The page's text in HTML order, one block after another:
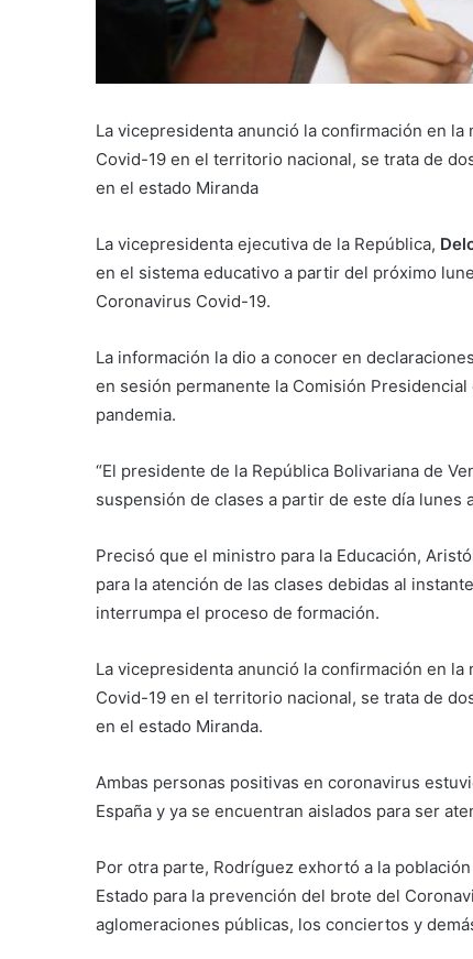
La vicepresidenta anunció la confirmación en
Covid-19 en el territorio nacional, se trata de
en el estado Miranda
La vicepresidenta ejecutiva de la República,
en el sistema educativo a partir del próximo
Coronavirus Covid-19.
La información la dio a conocer en
en sesión permanente la Comisión
pandemia.
“El presidente de la República Bolivariana de
suspensión de clases a partir de este día lunes
Precisó que el ministro para la Educación,
para la atención de las clases debidas al
interrumpa el proceso de formación.
La vicepresidenta anunció la confirmación en
Covid-19 en el territorio nacional, se trata de
en el estado Miranda.
Ambas personas positivas en coronavirus
España y ya se encuentran aislados para ser
Por otra parte, Rodríguez exhortó a la
Estado para la prevención del brote del
aglomeraciones públicas, los conciertos y